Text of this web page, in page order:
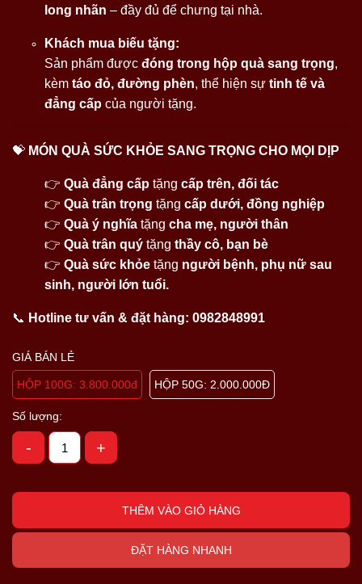
long nhãn – đầy đủ để chưng tại nhà.
Khách mua biếu tặng:
Sản phẩm được đóng trong hộp quà sang trọng,
kèm táo đỏ, đường phèn, thể hiện sự tinh tế và
đẳng cấp của người tặng.
💝 MÓN QUÀ SỨC KHỎE SANG TRỌNG CHO MỌI DỊP
👉 Quà đẳng cấp tặng cấp trên, đối tác
👉 Quà trân trọng tặng cấp dưới, đồng nghiệp
👉 Quà ý nghĩa tặng cha mẹ, người thân
👉 Quà trân quý tặng thầy cô, bạn bè
👉 Quà sức khỏe tặng người bệnh, phụ nữ sau
sinh, người lớn tuổi.
📞 Hotline tư vấn & đặt hàng: 0982848991
GIÁ BÁN LẺ
HỘP 100G: 3.800.000đ HỘP 50G: 2.000.000Đ
Số lượng:
- +
THÊM VÀO GIỎ HÀNG
ĐẶT HÀNG NHANH